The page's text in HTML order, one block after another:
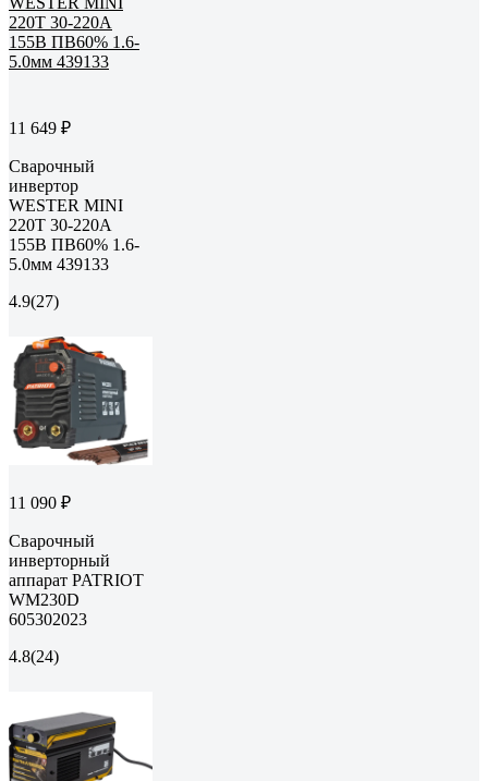
11 649 ₽
Сварочный
инвертор
WESTER MINI
220T 30-220A
155В ПВ60% 1.6-
5.0мм 439133
4.9(27)
11 090 ₽
Сварочный
инверторный
аппарат PATRIOT
WM230D
605302023
4.8(24)